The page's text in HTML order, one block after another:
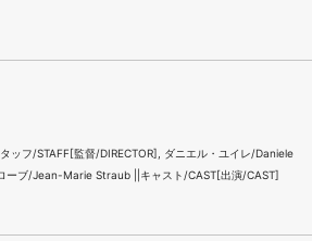
フ/STAFF[監督/DIRECTOR], ダニエル・ユイレ/Daniele
ーブ/Jean-Marie Straub ||キャスト/CAST[出演/CAST]